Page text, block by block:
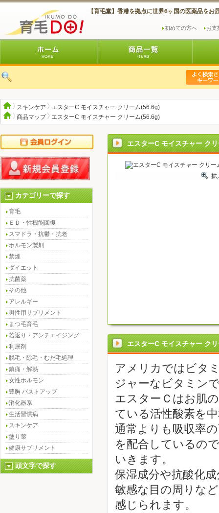
【育毛堂】香港を拠点に世界6ヶ国の医薬品をお
初めての方へ お支
スキンケア
エスターC モイスチャー クリーム(56.6g)
商品マップ エスターC モイスチャー クリーム(56.6g)
カテゴリーで探す
育毛
ＥＤ・性機能回復
スマドラ・抗鬱・抗老
ホルモン製剤
禁煙
ダイエット
抗菌薬
その他
アレルギー
男性用サプリメント
まつ毛育毛
若返り・アンチエイジング
利尿剤
脱毛・除毛・むだ毛処理
鎮痛・解熱
女性ホルモン
豊胸 バストアップ
消化器系
生活習慣病
スキンケア
塗り薬
健康サプリメント
頭文字で探す
エスターC モイスチャー ク
エスターC モイスチャー ク
アメリカではビタ
ジャーなビタミン
エスターＣはお肌
ている活性酸素を
通常よりも吸収率
を配合しているの
いきます。
保湿成分や抗酸化
敏感な目の周りな
感じられます。